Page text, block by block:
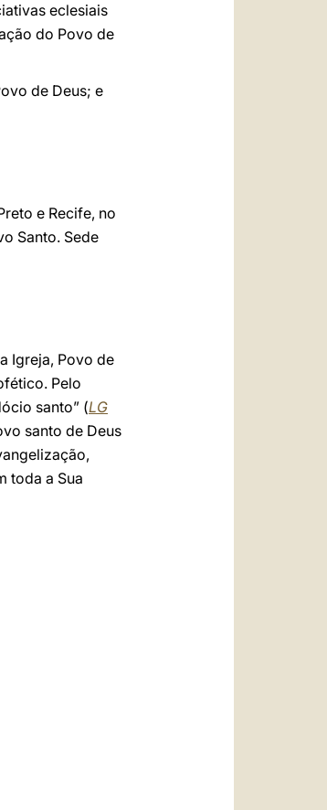
eclesiais
do Povo de
de Deus; e
e Recife, no
Santo. Sede
Igreja, Povo de
Pelo
santo” (LG
santo de Deus
toda a Sua